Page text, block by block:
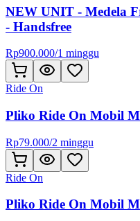
NEW UNIT - Medela
- Handsfree
Rp900.000/1 minggu
Ride On
Pliko Ride On Mobil
Rp79.000/2 minggu
Ride On
Pliko Ride On Mobil